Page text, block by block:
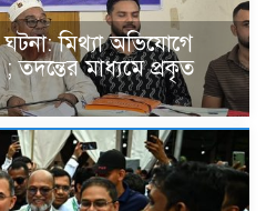
মিথ্যা অভিযোগে
তদন্তের মাধ্যমে প্রকৃত